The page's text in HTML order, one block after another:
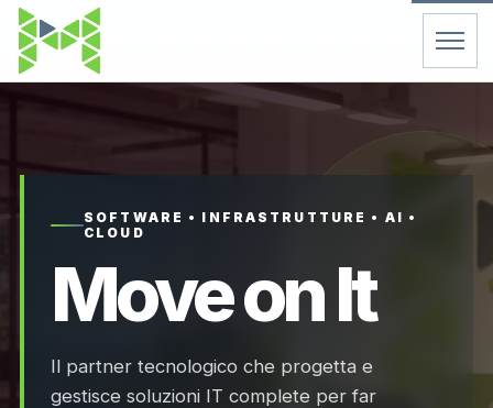
Servizi
Chi Siamo
Contatti
FAQ
SOFTWARE • INFRASTRUTTURE • AI •
CLOUD
Move on It
Il partner tecnologico che progetta e
gestisce soluzioni IT complete per far